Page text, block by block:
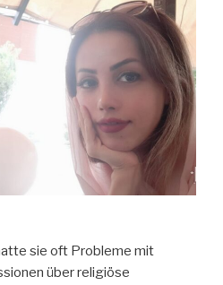
sie oft Probleme mit
über religiöse